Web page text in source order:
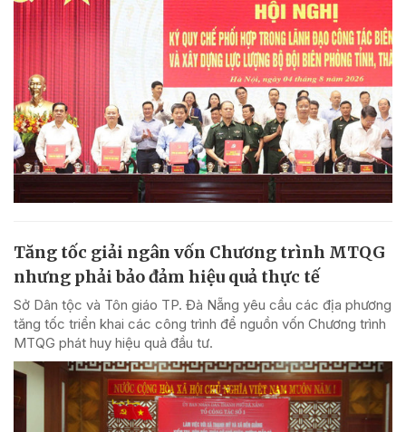
Tăng tốc giải ngân vốn Chương trình MTQG
nhưng phải bảo đảm hiệu quả thực tế
Sở Dân tộc và Tôn giáo TP. Đà Nẵng yêu cầu các địa phương
tăng tốc triển khai các công trình để nguồn vốn Chương trình
MTQG phát huy hiệu quả đầu tư.